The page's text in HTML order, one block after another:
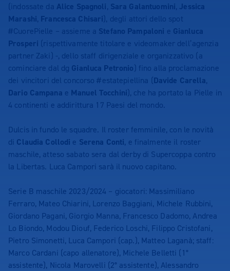
(indossate da Alice Spagnoli, Sara Galantuomini, Jessica
Marashi, Francesca Chisari), degli attori dello spot
#CuorePielle – assieme a Stefano Pampaloni e Gianluca
Prosperi (rispettivamente titolare e videomaker dell’agenzia
partner Zaki) -, dello staff dirigenziale e organizzativo (a
cominciare dal dg Gianluca Petronio) fino alla proclamazione
dei vincitori del concorso #estatepiellina (Davide Carella,
Dario Campana e Manuel Tocchini), che ha portato la Pielle in
4 continenti e addirittura 17 Paesi del mondo.
Dulcis in fundo le squadre. Il roster femminile, con le novità
di Claudia Collodi e Serena Conti, e finalmente il roster
maschile, atteso sabato sera dal derby di Supercoppa contro
la Libertas. Luca Campori sarà il nuovo capitano.
Serie B maschile 2023/2024 – giocatori: Massimiliano
Ferraro, Mateo Chiarini, Lorenzo Baggiani, Michele Rubbini,
Giordano Pagani, Giorgio Manna, Francesco Dadomo, Andrea
Lo Biondo, Modou Diouf, Federico Loschi, Filippo Cristofani,
Pietro Simonetti, Luca Campori (cap.), Matteo Laganà; staff:
Marco Cardani (capo allenatore), Michele Belletti (1°
assistente), Nicola Marovelli (2° assistente), Alessandro